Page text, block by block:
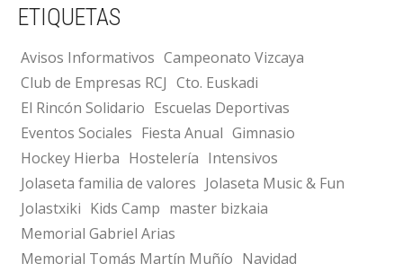
ETIQUETAS
Avisos Informativos Campeonato Vizcaya
Club de Empresas RCJ Cto. Euskadi
El Rincón Solidario Escuelas Deportivas
Eventos Sociales Fiesta Anual Gimnasio
Hockey Hierba Hostelería Intensivos
Jolaseta familia de valores Jolaseta Music & Fun
Jolastxiki Kids Camp master bizkaia
Memorial Gabriel Arias
Memorial Tomás Martín Muñío Navidad